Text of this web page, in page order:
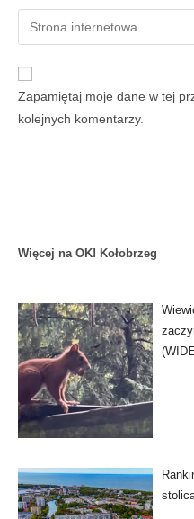
Zapamiętaj moje dane w tej
kolejnych komentarzy.
Więcej na OK! Kołobrzeg